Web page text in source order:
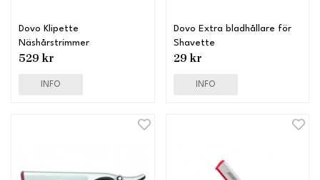
Dovo Klipette
Näshårstrimmer
529 kr
INFO
Dovo Extra bladhållare för
Shavette
29 kr
INFO